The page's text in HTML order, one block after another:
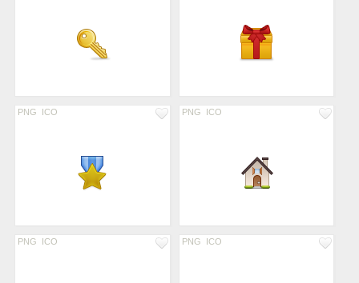
PNG ICO PNG ICO
PNG ICO PNG ICO